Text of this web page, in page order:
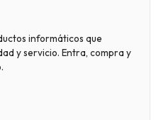
informáticos que
y servicio. Entra, compra y